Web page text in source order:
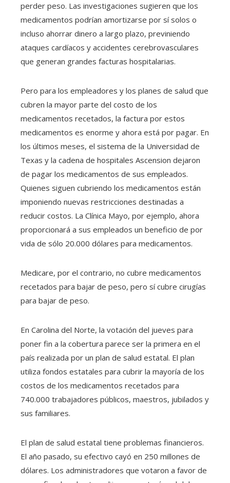
perder peso. Las investigaciones sugieren que los
medicamentos podrían amortizarse por sí solos o
incluso ahorrar dinero a largo plazo, previniendo
ataques cardíacos y accidentes cerebrovasculares
que generan grandes facturas hospitalarias.
Pero para los empleadores y los planes de salud que
cubren la mayor parte del costo de los
medicamentos recetados, la factura por estos
medicamentos es enorme y ahora está por pagar. En
los últimos meses, el sistema de la Universidad de
Texas y la cadena de hospitales Ascension dejaron
de pagar los medicamentos de sus empleados.
Quienes siguen cubriendo los medicamentos están
imponiendo nuevas restricciones destinadas a
reducir costos. La Clínica Mayo, por ejemplo, ahora
proporcionará a sus empleados un beneficio de por
vida de sólo 20.000 dólares para medicamentos.
Medicare, por el contrario, no cubre medicamentos
recetados para bajar de peso, pero sí cubre cirugías
para bajar de peso.
En Carolina del Norte, la votación del jueves para
poner fin a la cobertura parece ser la primera en el
país realizada por un plan de salud estatal. El plan
utiliza fondos estatales para cubrir la mayoría de los
costos de los medicamentos recetados para
740.000 trabajadores públicos, maestros, jubilados y
sus familiares.
El plan de salud estatal tiene problemas financieros.
El año pasado, su efectivo cayó en 250 millones de
dólares. Los administradores que votaron a favor de